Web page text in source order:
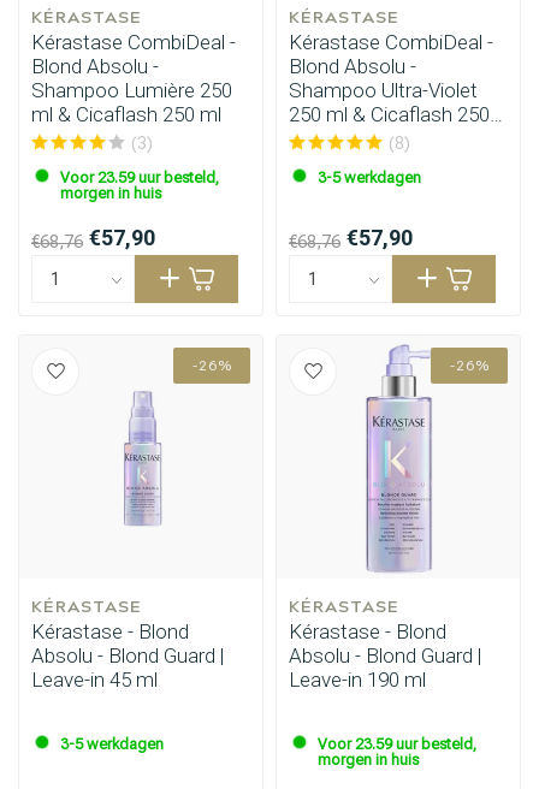
KÉRASTASE
Kérastase CombiDeal -
Blond Absolu -
Shampoo Lumière 250
ml & Cicaflash 250 ml
(3)
Voor 23.59 uur besteld,
morgen in huis
€68,76 €57,90
KÉRASTASE
Kérastase CombiDeal -
Blond Absolu -
Shampoo Ultra-Violet
250 ml & Cicaflash 250
ml
(8)
3-5 werkdagen
€68,76 €57,90
-26%
KÉRASTASE
Kérastase - Blond
Absolu - Blond Guard |
Leave-in 45 ml
3-5 werkdagen
-26%
KÉRASTASE
Kérastase - Blond
Absolu - Blond Guard |
Leave-in 190 ml
Voor 23.59 uur besteld,
morgen in huis